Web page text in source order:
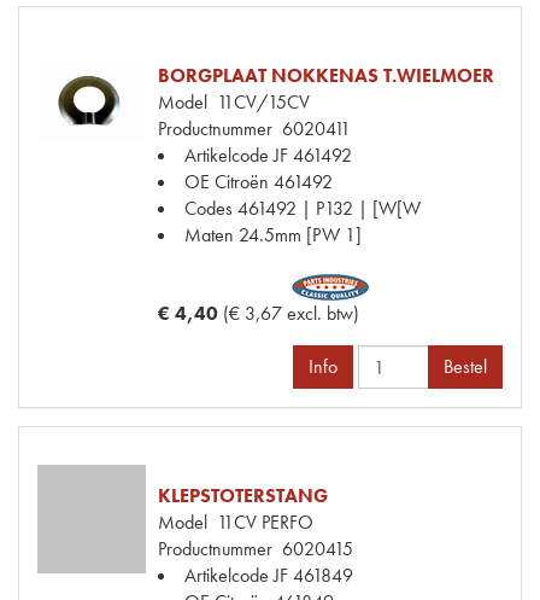
BORGPLAAT NOKKENAS T.WIELMOER
Model 11CV/15CV
Productnummer 6020411
Artikelcode JF461492
OE Citroën 461492
Codes461492 | P132 | [W[W
Maten 24.5mm [PW 1]
€ 4,40 (€ 3,67 excl. btw)
Info Bestel
KLEPSTOTERSTANG
Model 11CV PERFO
Productnummer 6020415
Artikelcode JF461849